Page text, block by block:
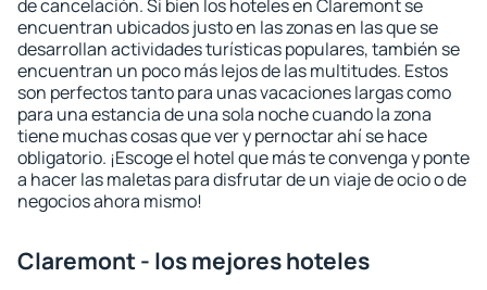
de cancelación. Si bien los hoteles en Claremont se
encuentran ubicados justo en las zonas en las que se
desarrollan actividades turísticas populares, también se
encuentran un poco más lejos de las multitudes. Estos
son perfectos tanto para unas vacaciones largas como
para una estancia de una sola noche cuando la zona
tiene muchas cosas que ver y pernoctar ahí se hace
obligatorio. ¡Escoge el hotel que más te convenga y ponte
a hacer las maletas para disfrutar de un viaje de ocio o de
negocios ahora mismo!
Claremont - los mejores hoteles